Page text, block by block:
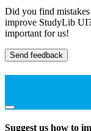
Did you find
improve StudyLib
important for us!
Send feedback
Suggest us how to